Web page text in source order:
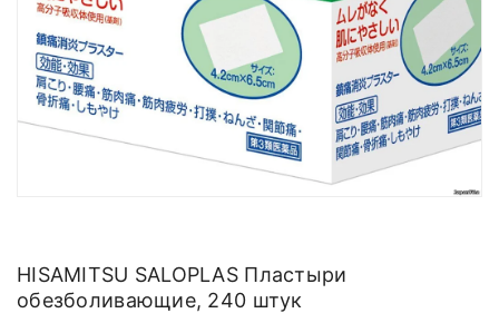
HISAMITSU SALOPLAS Пластыри
обезболивающие, 240 штук